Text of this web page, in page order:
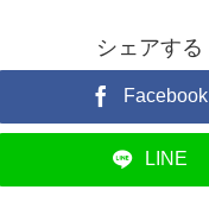
シェアする
Facebook
LINE